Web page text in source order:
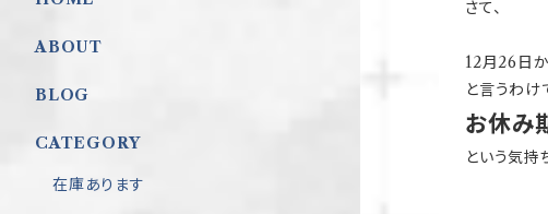
さて、
12月26日
と言うわけ
お休み
という気持
ABOUT
BLOG
CATEGORY
在庫あります